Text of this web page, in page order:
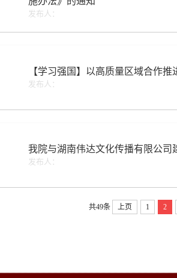
发布人：
【学习强国】以高质量区域合作
发布人：
我院与湖南伟达文化传播有限公司
发布人：
共49条 上页 1 2